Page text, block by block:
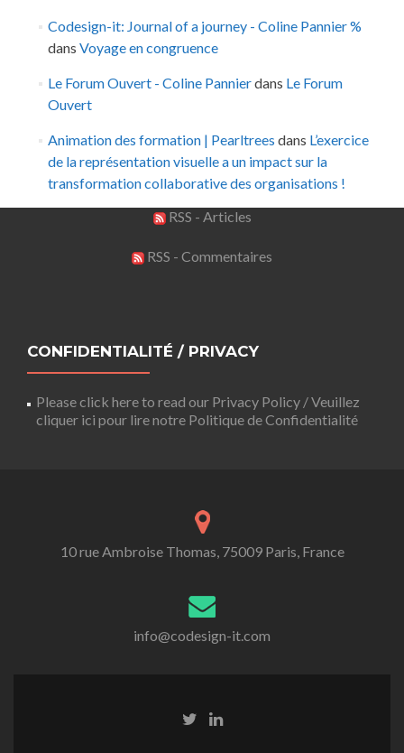
Codesign-it: Journal of a journey - Coline Pannier %
dans Voyage en congruence
Le Forum Ouvert - Coline Pannierdans Le Forum
Ouvert
Animation des formation | Pearltrees dans L’exercice
de la représentation visuelle a un impact sur la
transformation collaborative des organisations !
RSS - Articles
RSS - Commentaires
CONFIDENTIALITÉ / PRIVACY
Please click here to read our Privacy Policy / Veuillez
cliquer ici pour lire notre Politique de Confidentialité
10 rue Ambroise Thomas, 75009 Paris, France
info@codesign-it.com